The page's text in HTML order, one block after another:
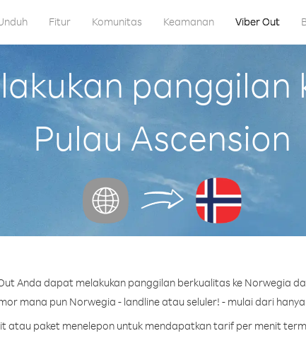
Fitur Komunitas Keamanan Viber Out
panggilan
Pulau Ascension
Anda dapat melakukan panggilan berkualitas ke Norwegia
mana pun Norwegia - landline atau seluler! - mulai dari
atau paket menelepon untuk mendapatkan tarif per menit